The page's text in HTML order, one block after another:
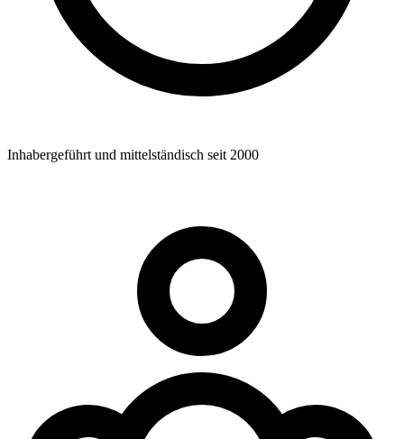
Inhabergeführt und mittelständisch seit 2000